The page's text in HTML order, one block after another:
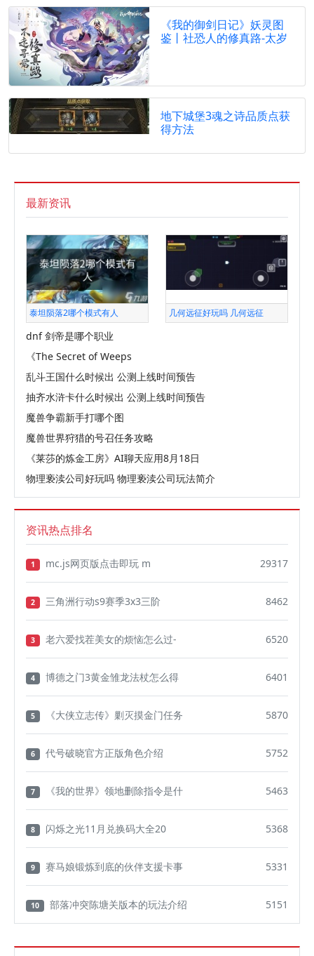
《我的御剑日记》妖灵图
鉴丨社恐人的修真路-太岁
地下城堡3魂之诗品质点获
得方法
最新资讯
泰坦陨落2哪个模式有人 几何远征好玩吗 几何远征
dnf 剑帝是哪个职业
《The Secret of Weeps
乱斗王国什么时候出 公测上线时间预告
抽齐水浒卡什么时候出 公测上线时间预告
魔兽争霸新手打哪个图
魔兽世界狩猎的号召任务攻略
《莱莎的炼金工房》AI聊天应用8月18日
物理亵渎公司好玩吗 物理亵渎公司玩法简介
资讯热点排名
1 mc.js网页版点击即玩 m 29317
2 三角洲行动s9赛季3x3三阶 8462
3 老六爱找茬美女的烦恼怎么过- 6520
4 博德之门3黄金雏龙法杖怎么得 6401
5 《大侠立志传》剿灭摸金门任务 5870
6 代号破晓官方正版角色介绍 5752
7 《我的世界》领地删除指令是什 5463
8 闪烁之光11月兑换码大全20 5368
9 赛马娘锻炼到底的伙伴支援卡事 5331
10 部落冲突陈塘关版本的玩法介绍 5151